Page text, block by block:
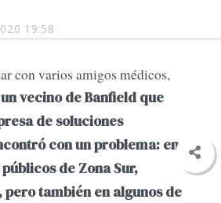
19:58
con varios amigos médicos,
vecino de Banfield que
de soluciones
con un problema: en
de Zona Sur,
también en algunos de